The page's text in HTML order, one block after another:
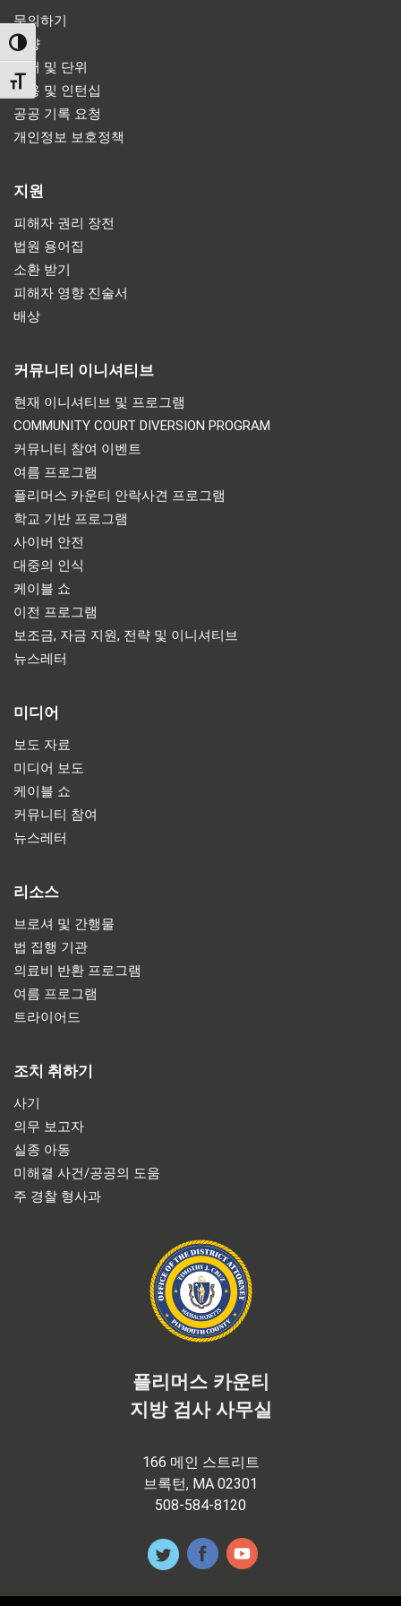
TOGGLE HIGH CONTRAST
TOGGLE FONT SIZE
문의하기
방향
부서 및 단위
채용 및 인턴십
공공 기록 요청
개인정보 보호정책
지원
피해자 권리 장전
법원 용어집
소환 받기
피해자 영향 진술서
배상
커뮤니티 이니셔티브
현재 이니셔티브 및 프로그램
COMMUNITY COURT DIVERSION PROGRAM
커뮤니티 참여 이벤트
여름 프로그램
플리머스 카운티 안락사견 프로그램
학교 기반 프로그램
사이버 안전
대중의 인식
케이블 쇼
이전 프로그램
보조금, 자금 지원, 전략 및 이니셔티브
뉴스레터
미디어
보도 자료
미디어 보도
케이블 쇼
커뮤니티 참여
뉴스레터
리소스
브로셔 및 간행물
법 집행 기관
의료비 반환 프로그램
여름 프로그램
트라이어드
조치 취하기
사기
의무 보고자
실종 아동
미해결 사건/공공의 도움
주 경찰 형사과
플리머스 카운티
지방 검사 사무실
166 메인 스트리트
브록턴, MA 02301
508-584-8120